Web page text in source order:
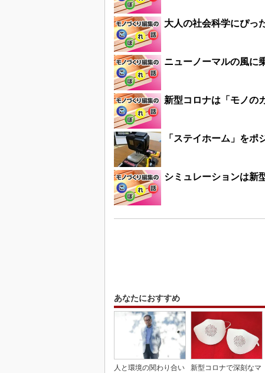
大人の社会科学にぴっ
ニューノーマルの風に
新型コロナは「モノの
「ステイホーム」を
シミュレーションは新
あなたにおすすめ
人と環境の関わり合い
新型コロナで深刻なマ